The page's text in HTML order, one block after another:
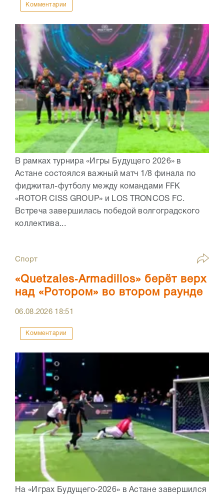
Комментарии
В рамках турнира «Игры Будущего 2026» в
Астане состоялся важный матч 1/8 финала по
фиджитал-футболу между командами FFK
«ROTOR CISS GROUP» и LOS TRONCOS FC.
Встреча завершилась победой волгоградского
коллектива...
Спорт
«Quetzales‑Armadillos» берёт верх
над «Ротором» во втором раунде
06.08.2026 18:51
Комментарии
На «Играх Будущего‑2026» в Астане завершился